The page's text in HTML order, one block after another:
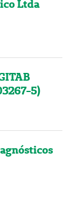
Ltda
5)